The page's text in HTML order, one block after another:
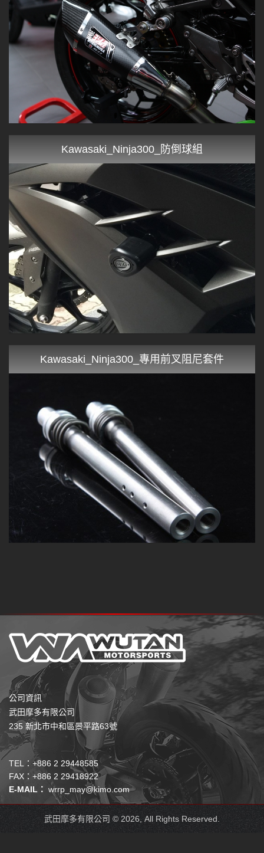
Kawasaki_Ninja300_防倒球組
Kawasaki_Ninja300_專用前叉阻尼套件
公司資訊
武田摩多有限公司
235 新北市中和區景平路63號
TEL：+886 2 29448585
FAX：+886 2 29418922
E-MAIL： wrrp_may@kimo.com
武田摩多有限公司 © 2026, All Rights Reserved.